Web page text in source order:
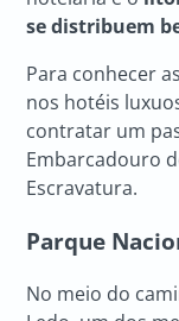
se distribuem
Para conhecer
nos hotéis
contratar um
Embarcadouro
Escravatura.
Parque
No meio do